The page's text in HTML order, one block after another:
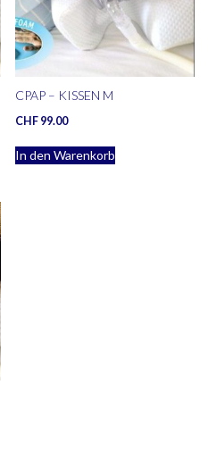
CPAP – KISSEN M
CHF 99.00
In den Warenkorb